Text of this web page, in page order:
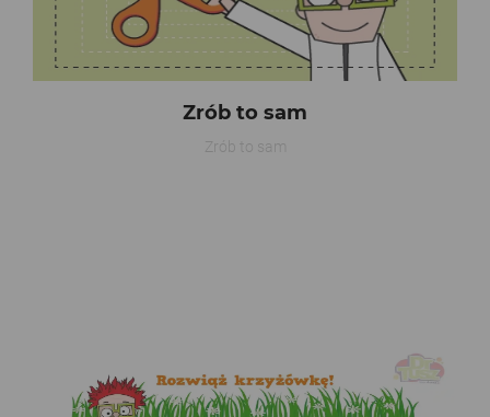
Zrób to sam
Zrób to sam